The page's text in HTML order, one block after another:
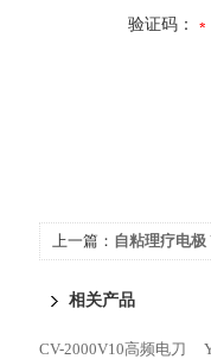
验证码：
上一篇： 自粘理疗电
相关产品
CV-2000V10高频电刀